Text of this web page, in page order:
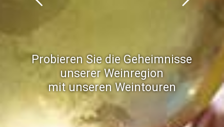
Probieren Sie die Geheimnisse
unserer Weinregion
mit unseren Weintouren